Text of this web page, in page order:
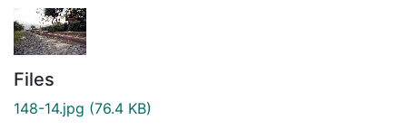
Files
148-14.jpg (76.4 KB)